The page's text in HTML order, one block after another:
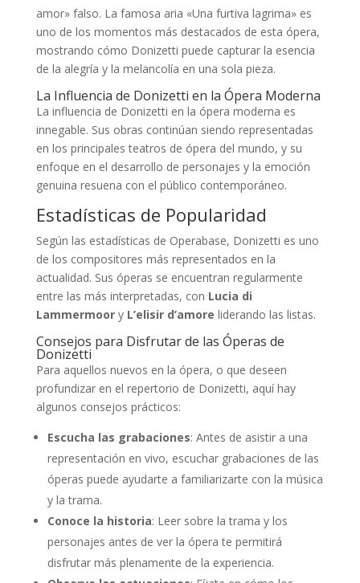
amor» falso. La famosa aria «Una furtiva lagrima» es
uno de los momentos más destacados de esta ópera,
mostrando cómo Donizetti puede capturar la esencia
de la alegría y la melancolía en una sola pieza.
La Influencia de Donizetti en la Ópera Moderna
La influencia de Donizetti en la ópera moderna es
innegable. Sus obras continúan siendo representadas
en los principales teatros de ópera del mundo, y su
enfoque en el desarrollo de personajes y la emoción
genuina resuena con el público contemporáneo.
Estadísticas de Popularidad
Según las estadísticas de Operabase, Donizetti es uno
de los compositores más representados en la
actualidad. Sus óperas se encuentran regularmente
entre las más interpretadas, con Lucia di
Lammermoory L’elisir d’amore liderando las listas.
Consejos para Disfrutar de las Óperas de
Donizetti
Para aquellos nuevos en la ópera, o que deseen
profundizar en el repertorio de Donizetti, aquí hay
algunos consejos prácticos:
Escucha las grabaciones: Antes de asistir a una
representación en vivo, escuchar grabaciones de las
óperas puede ayudarte a familiarizarte con la música
y la trama.
Conoce la historia: Leer sobre la trama y los
personajes antes de ver la ópera te permitirá
disfrutar más plenamente de la experiencia.